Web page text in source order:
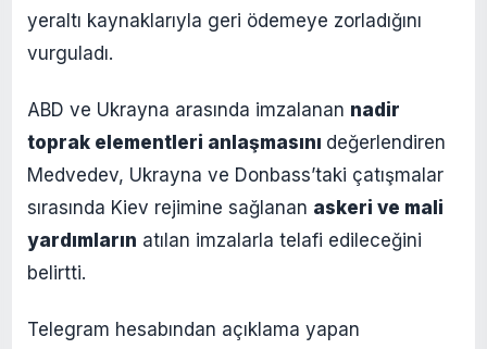
yeraltı kaynaklarıyla geri ödemeye zorladığını
vurguladı.
ABD ve Ukrayna arasında imzalanan nadir
toprak elementleri anlaşmasını değerlendiren
Medvedev, Ukrayna ve Donbass’taki çatışmalar
sırasında Kiev rejimine sağlanan askeri ve mali
yardımların atılan imzalarla telafi edileceğini
belirtti.
Telegram hesabından açıklama yapan